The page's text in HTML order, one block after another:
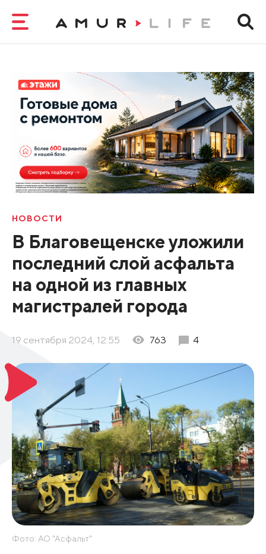
НОВОСТИ
В Благовещенске уложили
последний слой асфальта
на одной из главных
магистралей города
19 сентября 2024, 12:55 763 4
Фото: АО "Асфальт"